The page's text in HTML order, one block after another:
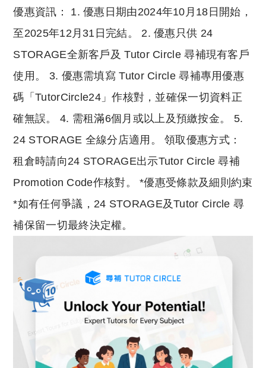
優惠資訊： 1. 優惠日期由2024年10月18日開始，
至2025年12月31日完結。 2. 優惠只供 24
STORAGE全新客戶及 Tutor Circle 尋補現有客戶
使用。 3. 優惠需填寫 Tutor Circle 尋補專用優惠
碼「TutorCircle24」作核對，並確保一切資料正
確無誤。 4. 需租滿6個月或以上及預繳按金。 5.
24 STORAGE 全線分店適用。 領取優惠方式：
租倉時請向24 STORAGE出示Tutor Circle 尋補
Promotion Code作核對。 *優惠受條款及細則約束
*如有任何爭議，24 STORAGE及Tutor Circle 尋
補保留一切最終決定權。